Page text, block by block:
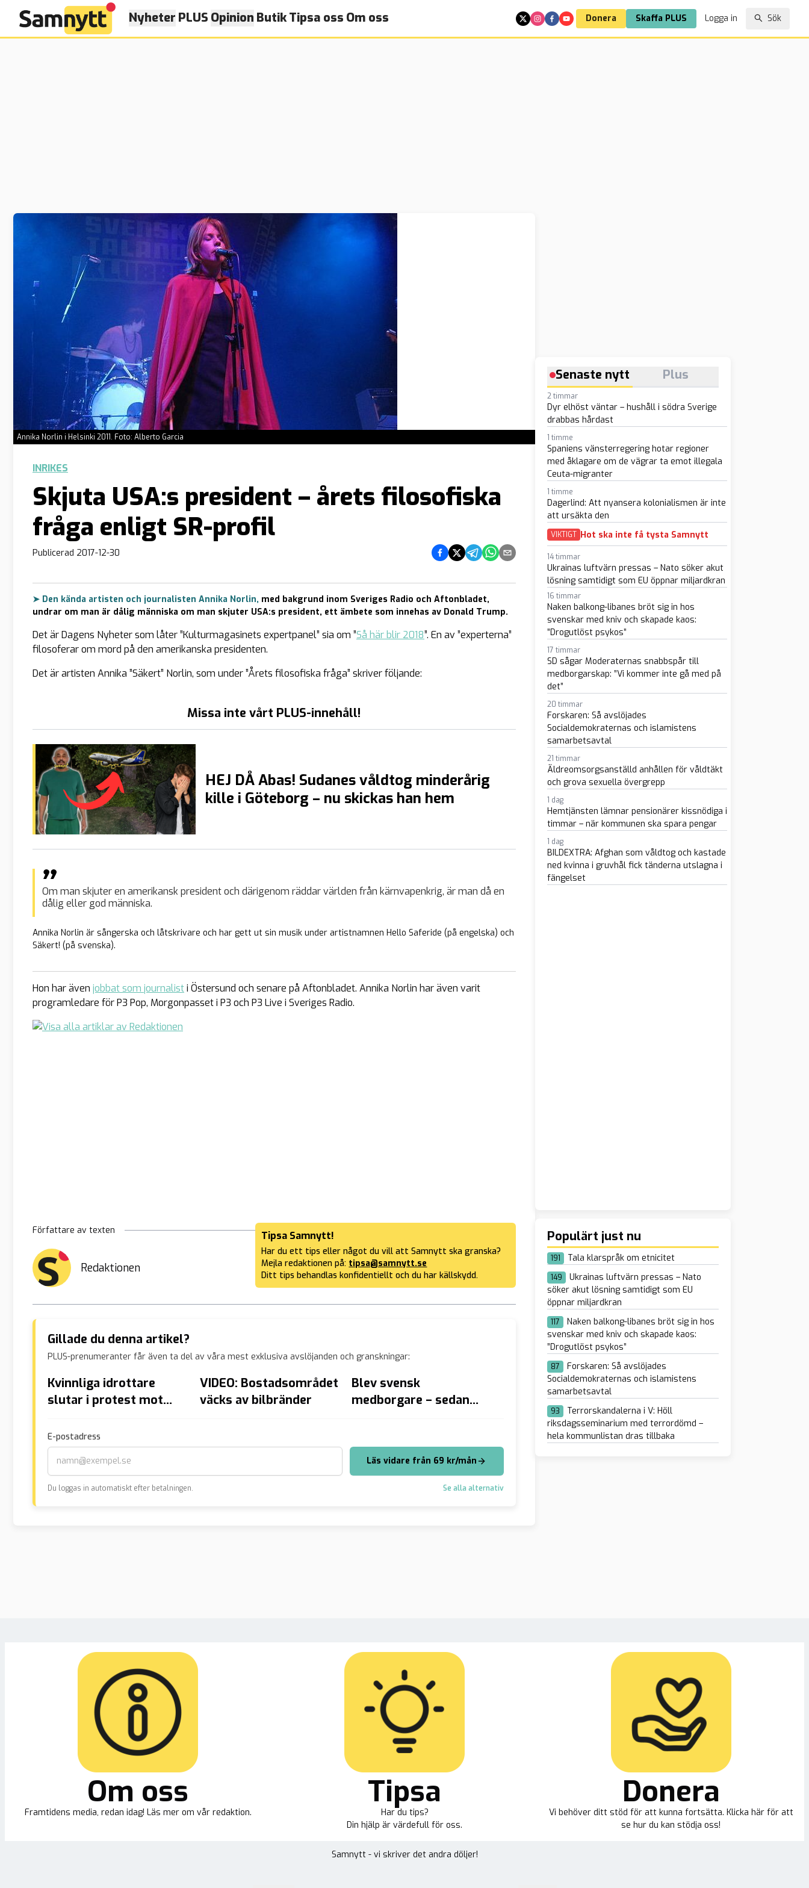
Nyheter PLUS Opinion ButikTipsa oss Om oss Donera Skaffa PLUS Logga in Sök
Annika Norlin i Helsinki 2011. Foto: Alberto Garcia
INRIKES
Skjuta USA:s president – årets filosofiska
fråga enligt SR-profil
Publicerad 2017-12-30 Dela på Facebook
Dela på Twitter
Dela på Telegram
Dela på Whatsapp
Dela via e-post
➤ Den kända artisten och journalisten Annika Norlin, med bakgrund inom Sveriges Radio och Aftonbladet,
undrar om man är dålig människa om man skjuter USA:s president, ett ämbete som innehas av Donald Trump.
Det är Dagens Nyheter som låter ”Kulturmagasinets expertpanel” sia om ”Så här blir 2018”. En av ”experterna”
filosoferar om mord på den amerikanska presidenten.
Det är artisten Annika ”Säkert” Norlin, som under ”Årets filosofiska fråga” skriver följande:
Missa inte vårt PLUS-innehåll!
HEJ DÅ Abas! Sudanes våldtog minderårig
kille i Göteborg – nu skickas han hem
Om man skjuter en amerikansk president och därigenom räddar världen från kärnvapenkrig, är man då en
dålig eller god människa.
Annika Norlin är sångerska och låtskrivare och har gett ut sin musik under artistnamnen Hello Saferide (på engelska) och
Säkert! (på svenska).
Hon har även jobbat som journalisti Östersund och senare på Aftonbladet. Annika Norlin har även varit
programledare för P3 Pop, Morgonpasset i P3 och P3 Live i Sveriges Radio.
Författare av texten
Redaktionen
Tipsa Samnytt!
Har du ett tips eller något du vill att Samnytt ska granska?
Mejla redaktionen på: tipsa@samnytt.se
Ditt tips behandlas konfidentiellt och du har källskydd.
Gillade du denna artikel?
PLUS-prenumeranter får även ta del av våra mest exklusiva avslöjanden och granskningar:
Kvinnliga idrottare
slutar i protest mot
VIDEO: Bostadsområdet
väcks av bilbränder
Blev svensk
medborgare – sedan
Dålig cancervård i
Kirgizistan GER RÄTT till
E-postadress
Läs vidare från 69 kr/mån
Du loggas in automatiskt efter betalningen. Se alla alternativ
Senaste nytt Plus
2 timmar
Dyr elhöst väntar – hushåll i södra Sverige
drabbas hårdast
1 timme
Spaniens vänsterregering hotar regioner
med åklagare om de vägrar ta emot illegala
Ceuta-migranter
1 timme
Dagerlind: Att nyansera kolonialismen är inte
att ursäkta den
VIKTIGT Hot ska inte få tysta Samnytt
14 timmar
Ukrainas luftvärn pressas – Nato söker akut
lösning samtidigt som EU öppnar miljardkran
16 timmar
Naken balkong-libanes bröt sig in hos
svenskar med kniv och skapade kaos:
”Drogutlöst psykos”
17 timmar
SD sågar Moderaternas snabbspår till
medborgarskap: ”Vi kommer inte gå med på
det”
20 timmar
Forskaren: Så avslöjades
Socialdemokraternas och islamistens
samarbetsavtal
21 timmar
Äldreomsorgsanställd anhållen för våldtäkt
och grova sexuella övergrepp
1 dag
Hemtjänsten lämnar pensionärer kissnödiga i
timmar – när kommunen ska spara pengar
1 dag
BILDEXTRA: Afghan som våldtog och kastade
ned kvinna i gruvhål fick tänderna utslagna i
fängelset
Populärt just nu
191 Tala klarspråk om etnicitet
149
Ukrainas luftvärn pressas – Nato
söker akut lösning samtidigt som EU
öppnar miljardkran
117
Naken balkong-libanes bröt sig in hos
svenskar med kniv och skapade kaos:
”Drogutlöst psykos”
87
Forskaren: Så avslöjades
Socialdemokraternas och islamistens
samarbetsavtal
93
Terrorskandalerna i V: Höll
riksdagsseminarium med terrordömd –
hela kommunlistan dras tillbaka
Om oss
Framtidens media, redan idag! Läs mer om vår redaktion.
Tipsa
Har du tips?
Din hjälp är värdefull för oss.
Donera
Vi behöver ditt stöd för att kunna fortsätta. Klicka här för att
se hur du kan stödja oss!
Samnytt - vi skriver det andra döljer!